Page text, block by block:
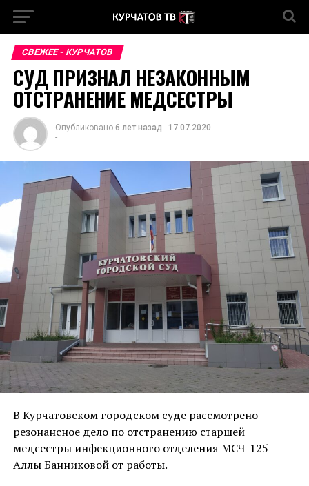
СВЕЖЕЕ - КУРЧАТОВ
СУД ПРИЗНАЛ НЕЗАКОННЫМ
ОТСТРАНЕНИЕ МЕДСЕСТРЫ
Опубликовано 6 лет назад - 17.07.2020
-
В Курчатовском городском суде рассмотрено
резонансное дело по отстранению старшей
медсестры инфекционного отделения МСЧ-125
Аллы Банниковой от работы.